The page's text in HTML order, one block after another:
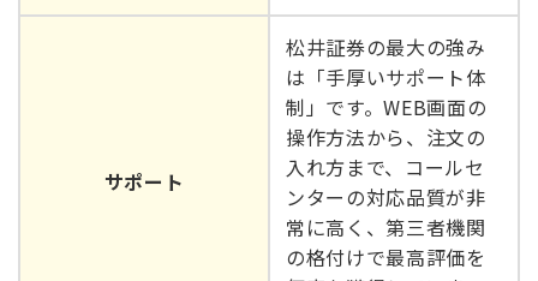
サポート
松井証券の最大の強み
は「手厚いサポート体
制」です。WEB画面の
操作方法から、注文の
入れ方まで、コールセ
ンターの対応品質が非
常に高く、第三者機関
の格付けで最高評価を